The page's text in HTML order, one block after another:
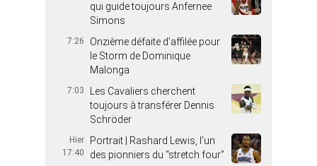
qui guide toujours Anfernee
Simons
7:26
Onzième défaite d’affilée pour
le Storm de Dominique
Malonga
7:03
Les Cavaliers cherchent
toujours à transférer Dennis
Schröder
Hier
17:40
Portrait | Rashard Lewis, l’un
des pionniers du “stretch four”